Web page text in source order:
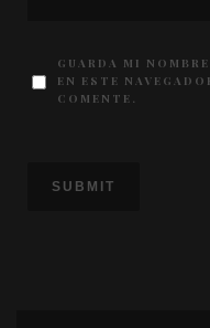
GUARDA MI
EN ESTE
COMENTE.